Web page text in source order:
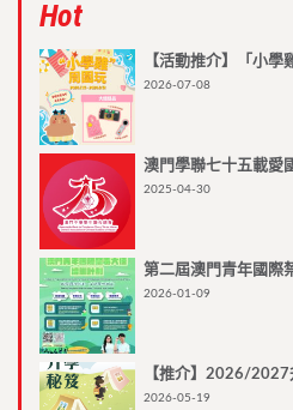
Hot
【活動推介】「小學
2026-07-08
澳門學聯七十五載愛
2025-04-30
第二屆澳門青年國際
2026-01-09
【推介】2026/2027
2026-05-19